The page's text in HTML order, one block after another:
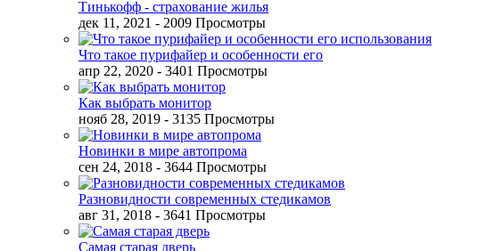
Тинькофф - страхование жилья
дек 11, 2021 - 2009 Просмотры
Что такое пурифайер и особенности его
апр 22, 2020 - 3401 Просмотры
Как выбрать монитор
нояб 28, 2019 - 3135 Просмотры
Новинки в мире автопрома
сен 24, 2018 - 3644 Просмотры
Разновидности современных стедикамов
авг 31, 2018 - 3641 Просмотры
Самая старая дверь